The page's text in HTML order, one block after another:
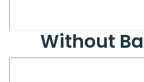
Without